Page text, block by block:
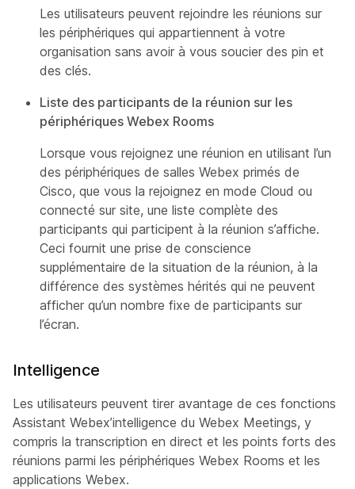
Les utilisateurs peuvent rejoindre les réunions sur
les périphériques qui appartiennent à votre
organisation sans avoir à vous soucier des pin et
des clés.
Liste des participants de la réunion sur les
périphériques Webex Rooms
Lorsque vous rejoignez une réunion en utilisant l’un
des périphériques de salles Webex primés de
Cisco, que vous la rejoignez en mode Cloud ou
connecté sur site, une liste complète des
participants qui participent à la réunion s’affiche.
Ceci fournit une prise de conscience
supplémentaire de la situation de la réunion, à la
différence des systèmes hérités qui ne peuvent
afficher qu’un nombre fixe de participants sur
l’écran.
Intelligence
Les utilisateurs peuvent tirer avantage de ces fonctions
Assistant Webex’intelligence du Webex Meetings, y
compris la transcription en direct et les points forts des
réunions parmi les périphériques Webex Rooms et les
applications Webex.